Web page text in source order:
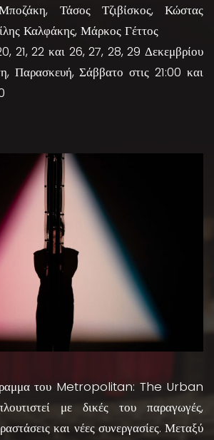
Τάσος Τζιβίσκος, Κώστας
Καλφάκης, Μάρκος Γέττος
21, 22 και 26, 27, 28, 29 Δεκεμβρίου
Παρασκευή, Σάββατο στις 21:00 και
του Metropolitan: The Urban
με δικές του παραγωγές,
και νέες συνεργασίες. Μεταξύ